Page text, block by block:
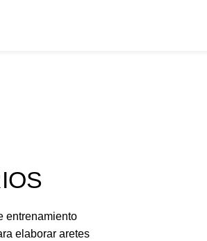
entrenamiento
elaborar aretes